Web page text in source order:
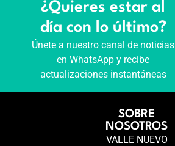
¿Quieres estar al
día con lo último?
Únete a nuestro canal de noticias
en WhatsApp y recibe
actualizaciones instantáneas
SOBRE
NOSOTROS
VALLE NUEVO